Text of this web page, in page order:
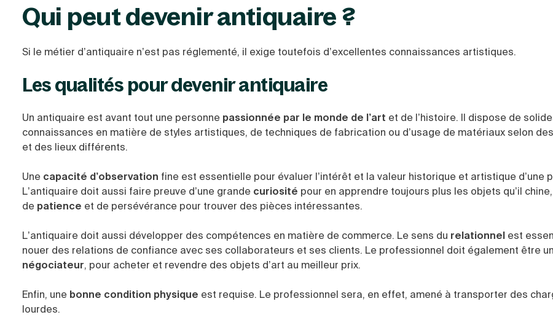
Qui peut devenir antiquaire ?
Si le métier d’antiquaire n’est pas réglementé, il exige toutefois d’excellentes connaissances artistiques.
Les qualités pour devenir antiquaire
Un antiquaire est avant tout une personne passionnée par le monde de l’art et de l’histoire. Il dispose de
connaissances en matière de styles artistiques, de techniques de fabrication ou d’usage de matériaux selon
et des lieux différents.
Une capacité d’observation fine est essentielle pour évaluer l’intérêt et la valeur historique et artistique d’une
L’antiquaire doit aussi faire preuve d’une grande curiosité pour en apprendre toujours plus les objets qu’il
de patience et de persévérance pour trouver des pièces intéressantes.
L’antiquaire doit aussi développer des compétences en matière de commerce. Le sens du relationnel est
nouer des relations de confiance avec ses collaborateurs et ses clients. Le professionnel doit également être
négociateur, pour acheter et revendre des objets d’art au meilleur prix.
Enfin, une bonne condition physique est requise. Le professionnel sera, en effet, amené à transporter des
lourdes.